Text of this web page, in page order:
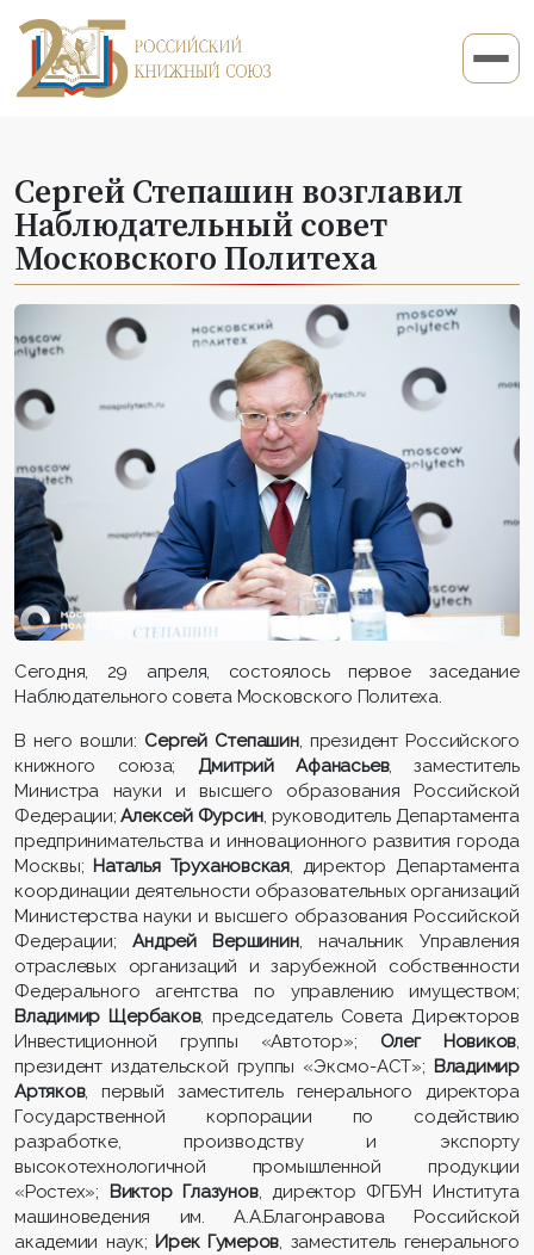
Сергей Степашин возглавил
Наблюдательный совет
Московского Политеха
Сегодня, 29 апреля, состоялось первое заседание
Наблюдательного совета Московского Политеха.
В него вошли: Сергей Степашин, президент Российского
книжного союза; Дмитрий Афанасьев, заместитель
Министра науки и высшего образования Российской
Федерации;Алексей Фурсин, руководитель Департамента
предпринимательства и инновационного развития города
Москвы; Наталья Трухановская, директор Департамента
координации деятельности образовательных организаций
Министерства науки и высшего образования Российской
Федерации;Андрей Вершинин, начальник Управления
отраслевых организаций и зарубежной собственности
Федерального агентства по управлению имуществом;
Владимир Щербаков, председатель Совета Директоров
Инвестиционной группы «Автотор»; Олег Новиков,
президент издательской группы «Эксмо-АСТ»; Владимир
Артяков, первый заместитель генерального директора
Государственной корпорации по содействию
разработке, производству и экспорту
высокотехнологичной промышленной продукции
«Ростех»;
Виктор Глазунов, директор ФГБУН Института
машиноведения им. А.А.Благонравова Российской
академии наук; Ирек Гумеров, заместитель генерального